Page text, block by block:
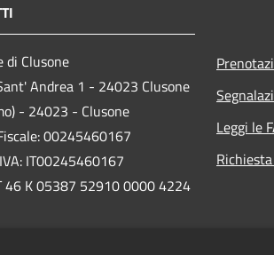
di Clusone
Andrea 1 - 24023 Clusone
- 24023 - Clusone
00245460167
IT00245460167
46 K 05387 52910 0000 4224
Leggi le